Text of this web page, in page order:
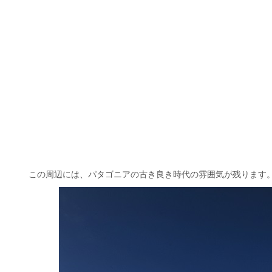
この周辺には、パタゴニアの古き良き時代の雰囲気が残ります